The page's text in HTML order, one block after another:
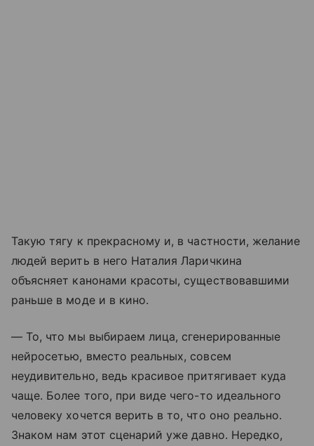
Такую тягу к прекрасному и, в частности, желание
людей верить в него Наталия Ларичкина
объясняет канонами красоты, существовавшими
раньше в моде и в кино.
— То, что мы выбираем лица, сгенерированные
нейросетью, вместо реальных, совсем
неудивительно, ведь красивое притягивает куда
чаще. Более того, при виде чего-то идеального
человеку хочется верить в то, что оно реально.
Знаком нам этот сценарий уже давно. Нередко,